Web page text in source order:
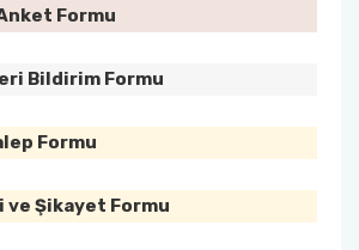
Formu
Bildirim Formu
Formu
ve Şikayet Formu